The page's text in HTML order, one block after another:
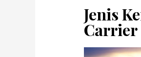
Jenis
Carrier